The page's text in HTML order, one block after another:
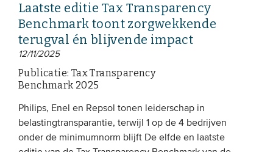
Laatste editie Tax Transparency
Benchmark toont zorgwekkende
terugval én blijvende impact
12/11/2025
Publicatie: Tax Transparency
Benchmark 2025
Philips, Enel en Repsol tonen leiderschap in
belastingtransparantie, terwijl 1 op de 4 bedrijven
onder de minimumnorm blijft De elfde en laatste